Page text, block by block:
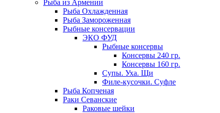
Рыба из Армении
Рыба Охлажденная
Рыба Замороженная
Рыбные консервации
ЭКО ФУД
Рыбные консервы
Консервы 240 гр.
Консервы 160 гр.
Супы. Уха. Щи
Филе-кусочки. Суфле
Рыба Копченая
Раки Севанские
Раковые шейки